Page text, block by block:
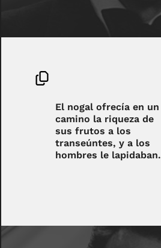
El nogal ofrecía en un
camino la riqueza de
sus frutos a los
transeúntes, y a los
hombres le lapidaban.